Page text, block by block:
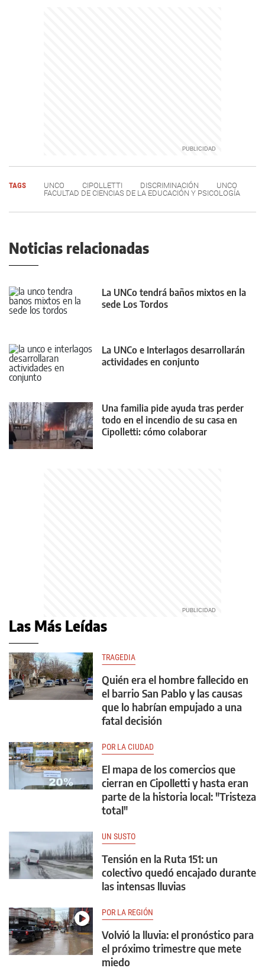
TAGS UNCO CIPOLLETTI DISCRIMINACIÓN
UNCO
FACULTAD DE CIENCIAS DE LA EDUCACIÓN Y PSICOLOGÍA
Noticias relacionadas
La UNCo tendrá baños mixtos en la
sede Los Tordos
La UNCo e Interlagos desarrollarán
actividades en conjunto
Una familia pide ayuda tras perder
todo en el incendio de su casa en
Cipolletti: cómo colaborar
Las Más Leídas
TRAGEDIA
Quién era el hombre fallecido en
el barrio San Pablo y las causas
que lo habrían empujado a una
fatal decisión
POR LA CIUDAD
El mapa de los comercios que
cierran en Cipolletti y hasta eran
parte de la historia local: "Tristeza
total"
UN SUSTO
Tensión en la Ruta 151: un
colectivo quedó encajado durante
las intensas lluvias
POR LA REGIÓN
Volvió la lluvia: el pronóstico para
el próximo trimestre que mete
miedo